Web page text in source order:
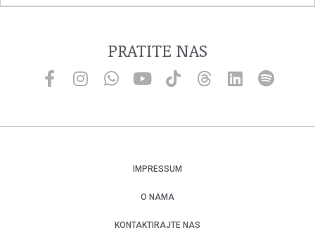
PRATITE NAS
IMPRESSUM
O NAMA
KONTAKTIRAJTE NAS